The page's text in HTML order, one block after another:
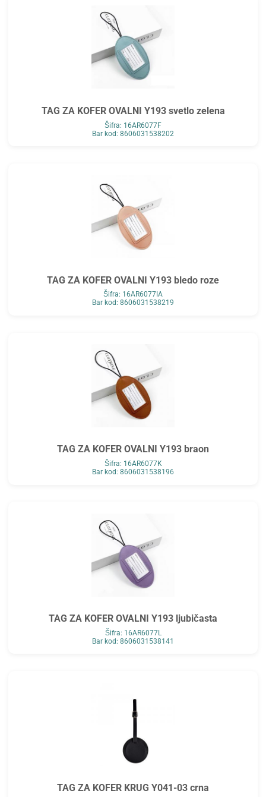
TAG ZA KOFER OVALNI Y193 svetlo zelena
Šifra: 16AR6077F
Bar kod: 8606031538202
TAG ZA KOFER OVALNI Y193 bledo roze
Šifra: 16AR6077IA
Bar kod: 8606031538219
TAG ZA KOFER OVALNI Y193 braon
Šifra: 16AR6077K
Bar kod: 8606031538196
TAG ZA KOFER OVALNI Y193 ljubičasta
Šifra: 16AR6077L
Bar kod: 8606031538141
TAG ZA KOFER KRUG Y041-03 crna